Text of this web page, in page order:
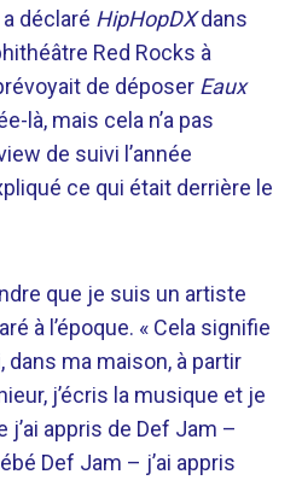
déclaré HipHopDXdans
Red Rocks à
de déposer Eaux
là, mais cela n’a pas
de suivi l’année
ce qui était derrière le
que je suis un artiste
à l’époque. « Cela signifie
ma maison, à partir
j’écris la musique et je
appris de Def Jam –
Def Jam – j’ai appris